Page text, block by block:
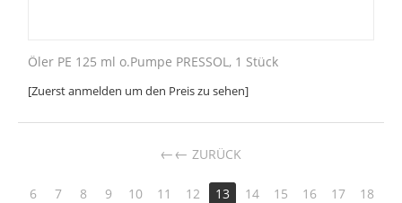
Öler PE 125 ml o.Pumpe PRESSOL, 1 Stück
[Zuerst anmelden um den Preis zu sehen]
← ZURÜCK
6 7 8 9 10 11 12 13 14 15 16 17
18